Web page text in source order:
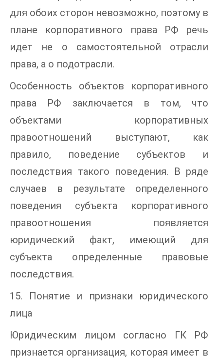
для обоих сторон невозможно, поэтому в
плане корпоративного права РФ речь
идет не о самостоятельной отрасли
права, а о подотрасли.
Особенность объектов корпоративного
права РФ заключается в том, что
объектами корпоративных
правоотношений выступают, как
правило, поведение субъектов и
последствия такого поведения. В ряде
случаев в результате определенного
поведения субъекта корпоративного
правоотношения появляется
юридический факт, имеющий для
субъекта определенные правовые
последствия.
15. Понятие и признаки юридического
лица
Юридическим лицом согласно ГК РФ
признается организация, которая имеет в